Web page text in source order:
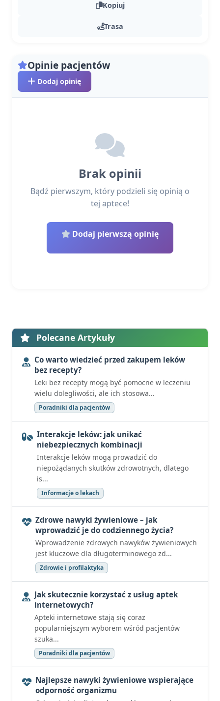
Kopiuj
Trasa
Opinie pacjentów
Dodaj opinię
Brak opinii
Bądź pierwszym, który podzieli się opinią o
tej aptece!
Dodaj pierwszą opinię
Polecane Artykuły
Co warto wiedzieć przed zakupem leków
bez recepty?
Leki bez recepty mogą być pomocne w leczeniu
wielu dolegliwości, ale ich stosowa...
Poradniki dla pacjentów
Interakcje leków: jak unikać
niebezpiecznych kombinacji
Interakcje leków mogą prowadzić do
niepożądanych skutków zdrowotnych, dlatego
is...
Informacje o lekach
Zdrowe nawyki żywieniowe – jak
wprowadzić je do codziennego życia?
Wprowadzenie zdrowych nawyków żywieniowych
jest kluczowe dla długoterminowego zd...
Zdrowie i profilaktyka
Jak skutecznie korzystać z usług aptek
internetowych?
Apteki internetowe stają się coraz
popularniejszym wyborem wśród pacjentów
szuka...
Poradniki dla pacjentów
Najlepsze nawyki żywieniowe wspierające
odporność organizmu